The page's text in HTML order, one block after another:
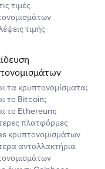
τιμές
τιμής
τα κρυπτονομίσματα;
το Bitcoin;
το Ethereum;
πλατφόρμες
κρυπτονομισμάτων
ανταλλακτήρια